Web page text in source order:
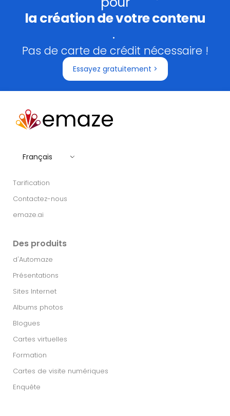
la création de votre contenu
.
Pas de carte de crédit nécessaire !
Essayez gratuitement >
Français
Tarification
Contactez-nous
emaze.ai
Des produits
d'Automaze
Présentations
Sites Internet
Albums photos
Blogues
Cartes virtuelles
Formation
Cartes de visite numériques
Enquête